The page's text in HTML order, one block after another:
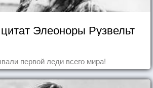
Элеоноры Рузвельт
первой леди всего мира!